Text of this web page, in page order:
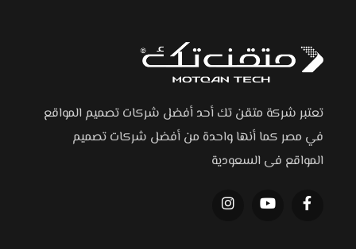
تعتبر شركة متقن تك أحد أفضل شركات تصميم المواقع
في مصر كما أنها واحدة من أفضل شركات تصميم
المواقع فى السعودية